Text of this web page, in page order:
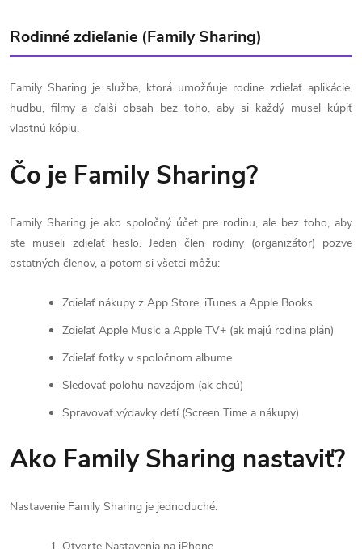
Rodinné zdieľanie (Family Sharing)
Family Sharing je služba, ktorá umožňuje rodine zdieľať aplikácie,
hudbu, filmy a ďalší obsah bez toho, aby si každý musel kúpiť
vlastnú kópiu.
Čo je Family Sharing?
Family Sharing je ako spoločný účet pre rodinu, ale bez toho, aby
ste museli zdieľať heslo. Jeden člen rodiny (organizátor) pozve
ostatných členov, a potom si všetci môžu:
Zdieľať nákupy z App Store, iTunes a Apple Books
Zdieľať Apple Music a Apple TV+ (ak majú rodina plán)
Zdieľať fotky v spoločnom albume
Sledovať polohu navzájom (ak chcú)
Spravovať výdavky detí (Screen Time a nákupy)
Ako Family Sharing nastaviť?
Nastavenie Family Sharing je jednoduché:
Otvorte Nastavenia na iPhone